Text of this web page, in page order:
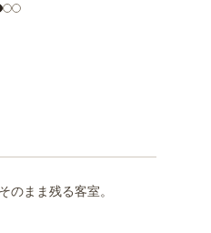
のまま残る客室。